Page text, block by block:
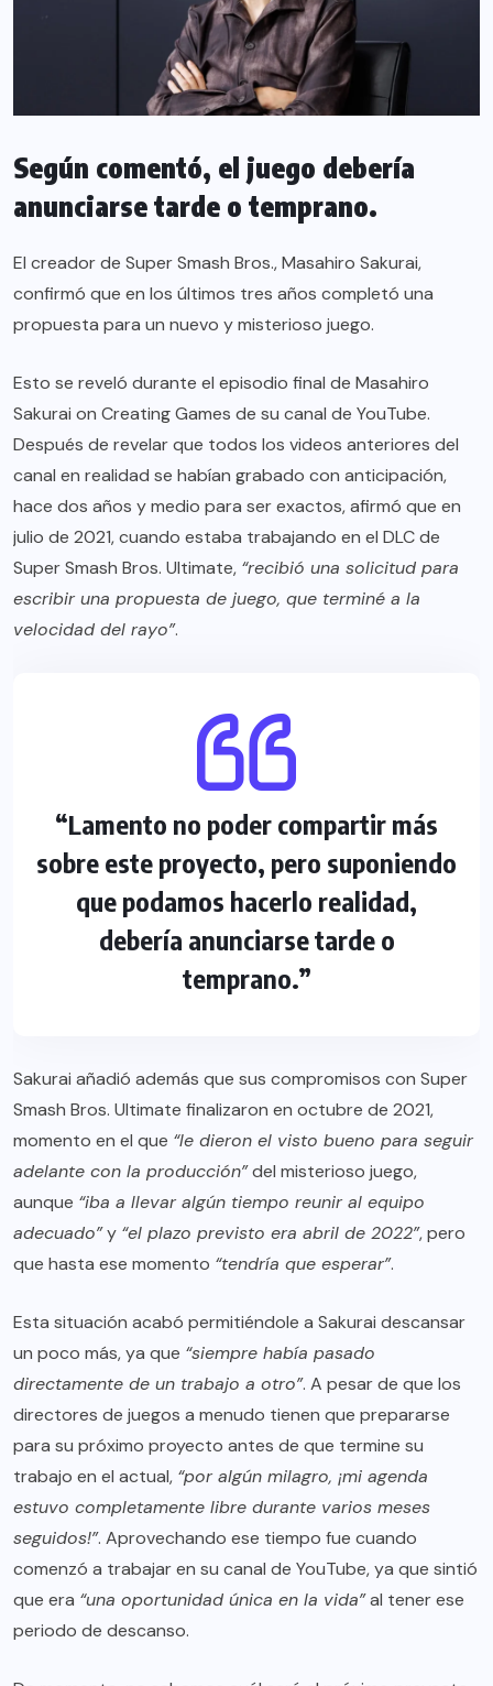
Según comentó, el juego debería
anunciarse tarde o temprano.
El creador de Super Smash Bros., Masahiro Sakurai,
confirmó que en los últimos tres años completó una
propuesta para un nuevo y misterioso juego.
Esto se reveló durante el episodio final de Masahiro
Sakurai on Creating Games de su canal de YouTube.
Después de revelar que todos los videos anteriores del
canal en realidad se habían grabado con anticipación,
hace dos años y medio para ser exactos, afirmó que en
julio de 2021, cuando estaba trabajando en el DLC de
Super Smash Bros. Ultimate, “recibió una solicitud para
escribir una propuesta de juego, que terminé a la
velocidad del rayo”.
“Lamento no poder compartir más
sobre este proyecto, pero suponiendo
que podamos hacerlo realidad,
debería anunciarse tarde o
temprano.”
Sakurai añadió además que sus compromisos con Super
Smash Bros. Ultimate finalizaron en octubre de 2021,
momento en el que “le dieron el visto bueno para seguir
adelante con la producción”del misterioso juego,
aunque “iba a llevar algún tiempo reunir al equipo
adecuado”y “el plazo previsto era abril de 2022”, pero
que hasta ese momento “tendría que esperar”.
Esta situación acabó permitiéndole a Sakurai descansar
un poco más, ya que “siempre había pasado
directamente de un trabajo a otro”. A pesar de que los
directores de juegos a menudo tienen que prepararse
para su próximo proyecto antes de que termine su
trabajo en el actual, “por algún milagro, ¡mi agenda
estuvo completamente libre durante varios meses
seguidos!”. Aprovechando ese tiempo fue cuando
comenzó a trabajar en su canal de YouTube, ya que sintió
que era “una oportunidad única en la vida”al tener ese
periodo de descanso.